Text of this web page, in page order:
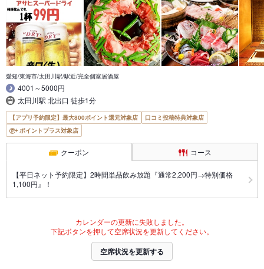
愛知/東海市/太田川駅/駅近/完全個室居酒屋
4001～5000円
太田川駅 北出口 徒歩1分
【アプリ予約限定】最大800ポイント還元対象店
口コミ投稿特典対象店
ポイントプラス対象店
クーポン コース
【平日ネット予約限定】2時間単品飲み放題『通常2,200円→特別価格
1,100円』！
カレンダーの更新に失敗しました。
下記ボタンを押して空席状況を更新してください。
空席状況を更新する